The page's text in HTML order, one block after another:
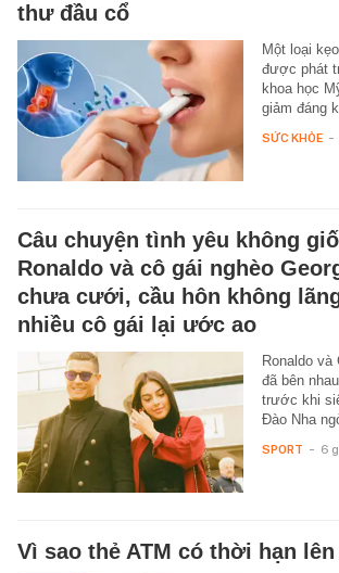
thư đầu cổ
Một loại
được phát
khoa học
giảm đáng
SỨC KHỎE -
Câu chuyện tình yêu không
Ronaldo và cô gái nghèo
chưa cưới, cầu hôn không
nhiều cô gái lại ước ao
Ronaldo và
đã bên
trước khi
Đào Nha
SPORT - 6
Vì sao thẻ ATM có thời hạn